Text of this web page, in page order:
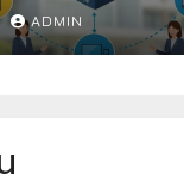
ฏิบัติที่เป็นเลิศ
ADMIN